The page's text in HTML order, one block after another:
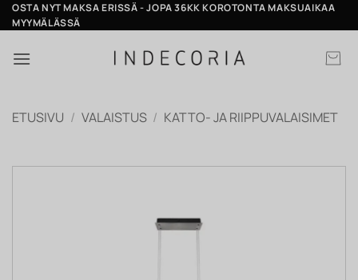
Skip
to
OSTA NYT MAKSA ERISSÄ - JOPA 36KK KOROTONTA MAKSUAIKAA
MYYMÄLÄSSÄ
ETUSIVU / VALAISTUS / KATTO- JA RIIPPUVALAISIMET